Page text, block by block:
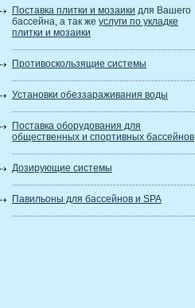
Поставка плитки и мозаики для Вашего
бассейна, а так же услуги по укладке
плитки и мозаики
Противоскользящие системы
Установки обеззараживания воды
Поставка оборудования для
общественных и спортивных бассейнов
Дозирующие системы
Павильоны для бассейнов и SPA